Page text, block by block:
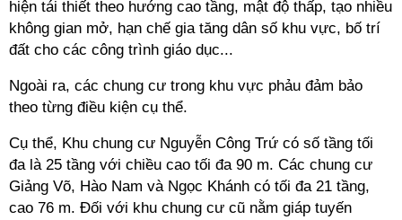
hiện tái thiết theo hướng cao tầng, mật độ thấp, tạo nhiều
không gian mở, hạn chế gia tăng dân số khu vực, bố trí
đất cho các công trình giáo dục...
Ngoài ra, các chung cư trong khu vực phảu đảm bảo
theo từng điều kiện cụ thể.
Cụ thể, Khu chung cư Nguyễn Công Trứ có số tầng tối
đa là 25 tầng với chiều cao tối đa 90 m. Các chung cư
Giảng Võ, Hào Nam và Ngọc Khánh có tối đa 21 tầng,
cao 76 m. Đối với khu chung cư cũ nằm giáp tuyến